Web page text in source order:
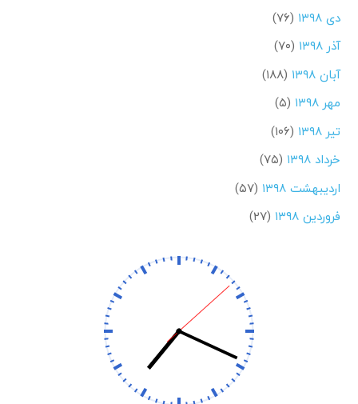
دی ۱۳۹۸
(۷۶)
آذر ۱۳۹۸
(۷۰)
آبان ۱۳۹۸
(۱۸۸)
مهر ۱۳۹۸
(۵)
تیر ۱۳۹۸
(۱۰۶)
خرداد ۱۳۹۸
(۷۵)
اردیبهشت ۱۳۹۸
(۵۷)
فروردین ۱۳۹۸
(۲۷)